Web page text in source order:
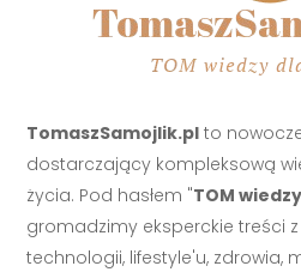
TomaszSamojlik.pl to
dostarczający kompleksową
życia. Pod hasłem "TOM
gromadzimy eksperckie treści
technologii, lifestyle'u, zdrowia,